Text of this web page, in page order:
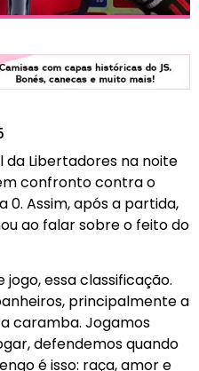
da Libertadores na noite
confronto contra o
0. Assim, após a partida,
ao falar sobre o feito do
jogo, essa classificação.
principalmente a
caramba. Jogamos
defendemos quando
é isso: raça, amor e